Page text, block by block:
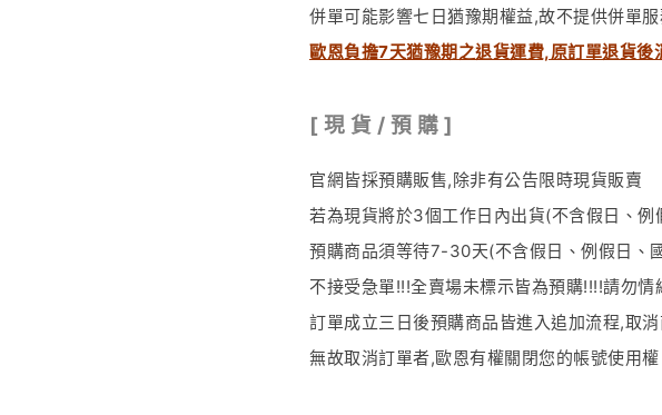
併單可能影響七日猶豫期權益,故不提供併單服
歐恩負擔7天猶豫期之退貨運費,原訂單退貨
[ 現 貨 / 預 購 ]
官網皆採預購販售,除非有公告限時現貨販賣
若為現貨將於3個工作日內出貨(不含假日、
預購商品須等待7-30天(不含假日、例假日、
不接受急單!!!全賣場未標示皆為預購!!!!請勿情
訂單成立三日後預購商品皆進入追加流程,取
無故取消訂單者,歐恩有權關閉您的帳號使用權